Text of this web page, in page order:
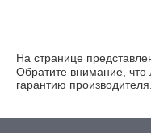
На странице
Обратите внимание,
гарантию производителя.